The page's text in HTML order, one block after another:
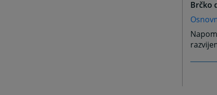
Brčko